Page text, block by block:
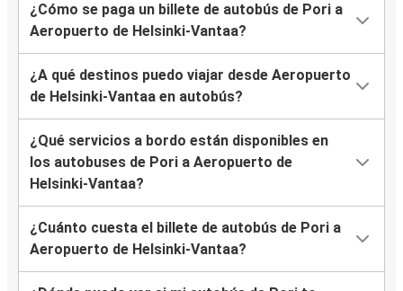
¿Cómo se paga un billete de autobús de Pori a
Aeropuerto de Helsinki-Vantaa?
¿A qué destinos puedo viajar desde Aeropuerto
de Helsinki-Vantaa en autobús?
¿Qué servicios a bordo están disponibles en
los autobuses de Pori a Aeropuerto de
Helsinki-Vantaa?
¿Cuánto cuesta el billete de autobús de Pori a
Aeropuerto de Helsinki-Vantaa?